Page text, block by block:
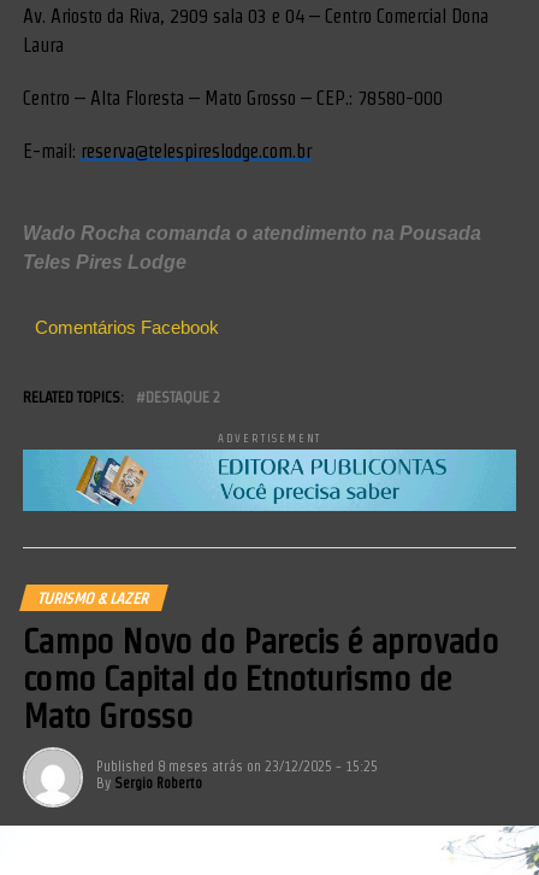
Av. Ariosto da Riva, 2909 sala 03 e 04 – Centro Comercial Dona
Laura
Centro – Alta Floresta – Mato Grosso – CEP.: 78580-000
​E-mail: reserva@telespireslodge.com.br
Wado Rocha comanda o atendimento na Pousada
Teles Pires Lodge
Comentários Facebook
RELATED TOPICS: DESTAQUE 2
ADVERTISEMENT
TURISMO & LAZER
Campo Novo do Parecis é aprovado
como Capital do Etnoturismo de
Mato Grosso
Published 8 meses atrás on 23/12/2025 - 15:25
By Sergio Roberto